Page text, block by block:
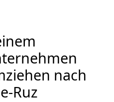
nach
Ruz